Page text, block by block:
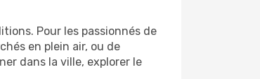
Pour les passionnés de
en plein air, ou de
dans la ville, explorer le